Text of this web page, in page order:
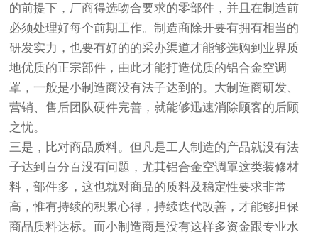
的前提下，厂商得选吻合要求的零部件，并且在制造前
必须处理好每个前期工作。制造商除开要有拥有相当的
研发实力，也要有好的的采办渠道才能够选购到业界质
地优质的正宗部件，由此才能打造优质的铝合金空调
罩，一般是小制造商没有法子达到的。大制造商研发、
营销、售后团队硬件完善，就能够迅速消除顾客的后顾
之忧。
三是，比对商品质料。但凡是工人制造的产品就没有法
子达到百分百没有问题，尤其铝合金空调罩这类装修材
料，部件多，这也就对商品的质料及稳定性要求非常
高，惟有持续的积累心得，持续迭代改善，才能够担保
商品质料达标。而小制造商是没有这样多资金跟专业水